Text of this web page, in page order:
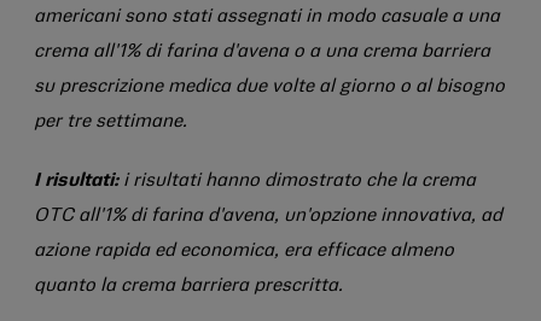
americani sono stati assegnati in modo casuale a una
crema all'1% di farina d'avena o a una crema barriera
su prescrizione medica due volte al giorno o al bisogno
per tre settimane.
I risultati:i risultati hanno dimostrato che la crema
OTC all'1% di farina d'avena, un'opzione innovativa, ad
azione rapida ed economica, era efficace almeno
quanto la crema barriera prescritta.